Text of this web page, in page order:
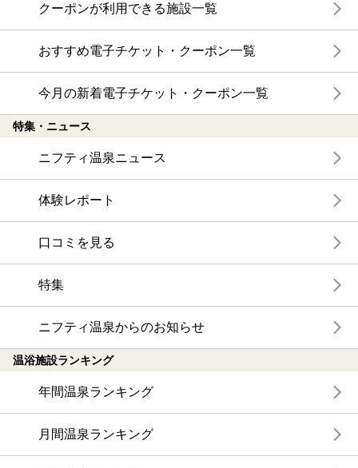
クーポンが利用できる施設一覧
おすすめ電子チケット・クーポン一覧
今月の新着電子チケット・クーポン一覧
特集・ニュース
ニフティ温泉ニュース
体験レポート
口コミを見る
特集
ニフティ温泉からのお知らせ
温浴施設ランキング
年間温泉ランキング
月間温泉ランキング